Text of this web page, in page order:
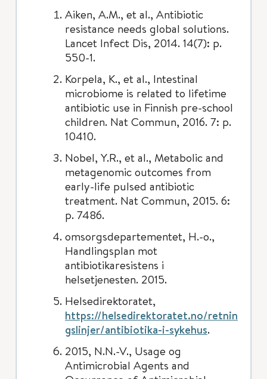
Aiken, A.M., et al., Antibiotic
resistance needs global solutions.
Lancet Infect Dis, 2014. 14(7): p.
550-1.
Korpela, K., et al., Intestinal
microbiome is related to lifetime
antibiotic use in Finnish pre-school
children. Nat Commun, 2016. 7: p.
10410.
Nobel, Y.R., et al., Metabolic and
metagenomic outcomes from
early-life pulsed antibiotic
treatment. Nat Commun, 2015. 6:
p. 7486.
omsorgsdepartementet, H.-o.,
Handlingsplan mot
antibiotikaresistens i
helsetjenesten. 2015.
Helsedirektoratet,
https://helsedirektoratet.no/retnin
gslinjer/antibiotika-i-sykehus.
2015, N.N.-V., Usage og
Antimicrobial Agents and